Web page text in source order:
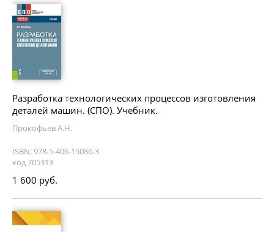
Разработка технологических процессов изготовления
деталей машин. (СПО). Учебник.
Прокофьев А.Н.
ISBN: 978-5-406-15086-3
код 705313
1 600 руб.